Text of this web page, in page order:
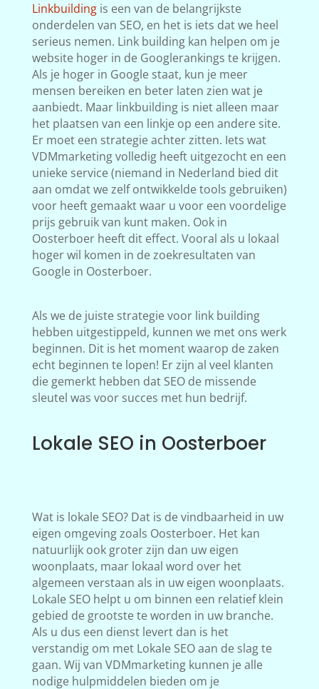
Linkbuildingis een van de belangrijkste
onderdelen van SEO, en het is iets dat we heel
serieus nemen. Link building kan helpen om je
website hoger in de Googlerankings te krijgen.
Als je hoger in Google staat, kun je meer
mensen bereiken en beter laten zien wat je
aanbiedt. Maar linkbuilding is niet alleen maar
het plaatsen van een linkje op een andere site.
Er moet een strategie achter zitten. Iets wat
VDMmarketing volledig heeft uitgezocht en een
unieke service (niemand in Nederland bied dit
aan omdat we zelf ontwikkelde tools gebruiken)
voor heeft gemaakt waar u voor een voordelige
prijs gebruik van kunt maken. Ook in
Oosterboer heeft dit effect. Vooral als u lokaal
hoger wil komen in de zoekresultaten van
Google in Oosterboer.
Als we de juiste strategie voor link building
hebben uitgestippeld, kunnen we met ons werk
beginnen. Dit is het moment waarop de zaken
echt beginnen te lopen! Er zijn al veel klanten
die gemerkt hebben dat SEO de missende
sleutel was voor succes met hun bedrijf.
Lokale SEO in Oosterboer
Wat is lokale SEO? Dat is de vindbaarheid in uw
eigen omgeving zoals Oosterboer. Het kan
natuurlijk ook groter zijn dan uw eigen
woonplaats, maar lokaal word over het
algemeen verstaan als in uw eigen woonplaats.
Lokale SEO helpt u om binnen een relatief klein
gebied de grootste te worden in uw branche.
Als u dus een dienst levert dan is het
verstandig om met Lokale SEO aan de slag te
gaan. Wij van VDMmarketing kunnen je alle
nodige hulpmiddelen bieden om je